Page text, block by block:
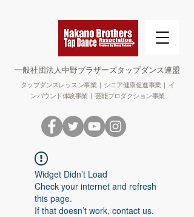
タップダンスレッスン事業 | シニア健康促進事業 | イ
ンバウンド体験事業 | 芸能プロダクション事業
​一般社団法人中野ブラザーズタップダンス連盟
Widget Didn’t Load
Check your internet and refresh
this page.
If that doesn’t work, contact us.